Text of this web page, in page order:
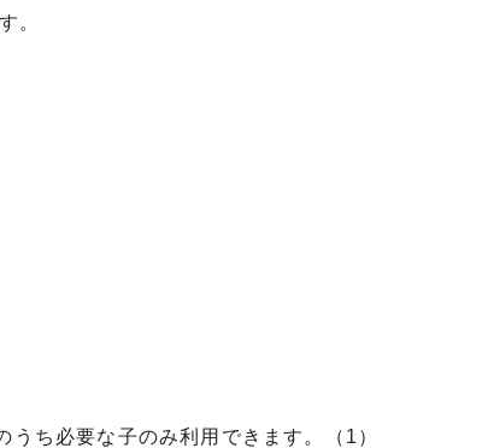
。
ち必要な子のみ利用できます。（1）